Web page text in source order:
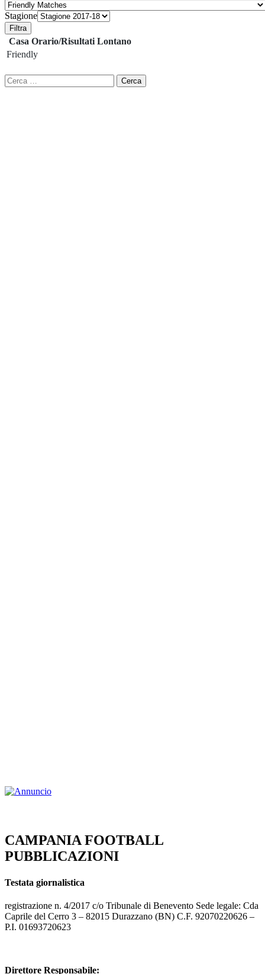
Stagione
Filtra
Casa Orario/Risultati Lontano
Friendly
Ricerca
per:
CAMPANIA FOOTBALL
PUBBLICAZIONI
Testata giornalistica
registrazione n. 4/2017 c/o Tribunale di Benevento Sede legale: Cda
Caprile del Cerro 3 – 82015 Durazzano (BN) C.F. 92070220626 –
P.I. 01693720623
Direttore Responsabile: